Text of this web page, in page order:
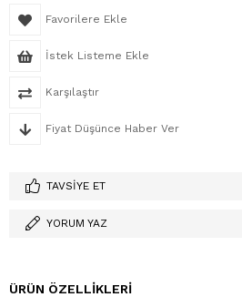
Favorilere Ekle
İstek Listeme Ekle
Karşılaştır
Fiyat Düşünce Haber Ver
TAVSIYE ET
YORUM YAZ
ÜRÜN ÖZELLIKLERI